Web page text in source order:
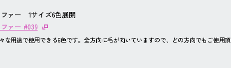
ファー 1サイズ6色展開
ァー #039
な用途で使用できる6色です。全方向に毛が向いていますので、どの方向でもご使用頂